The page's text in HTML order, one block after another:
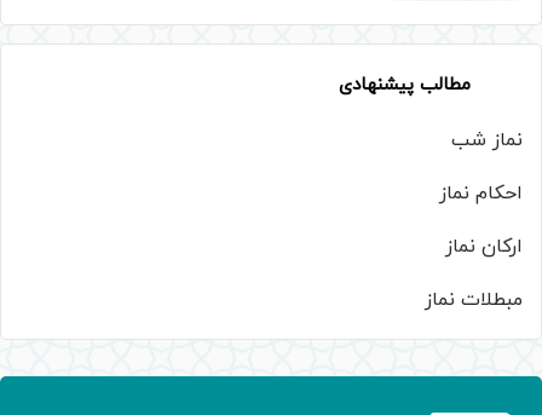
مطالب پیشنهادی
نماز شب
احکام نماز
ارکان نماز
مبطلات نماز